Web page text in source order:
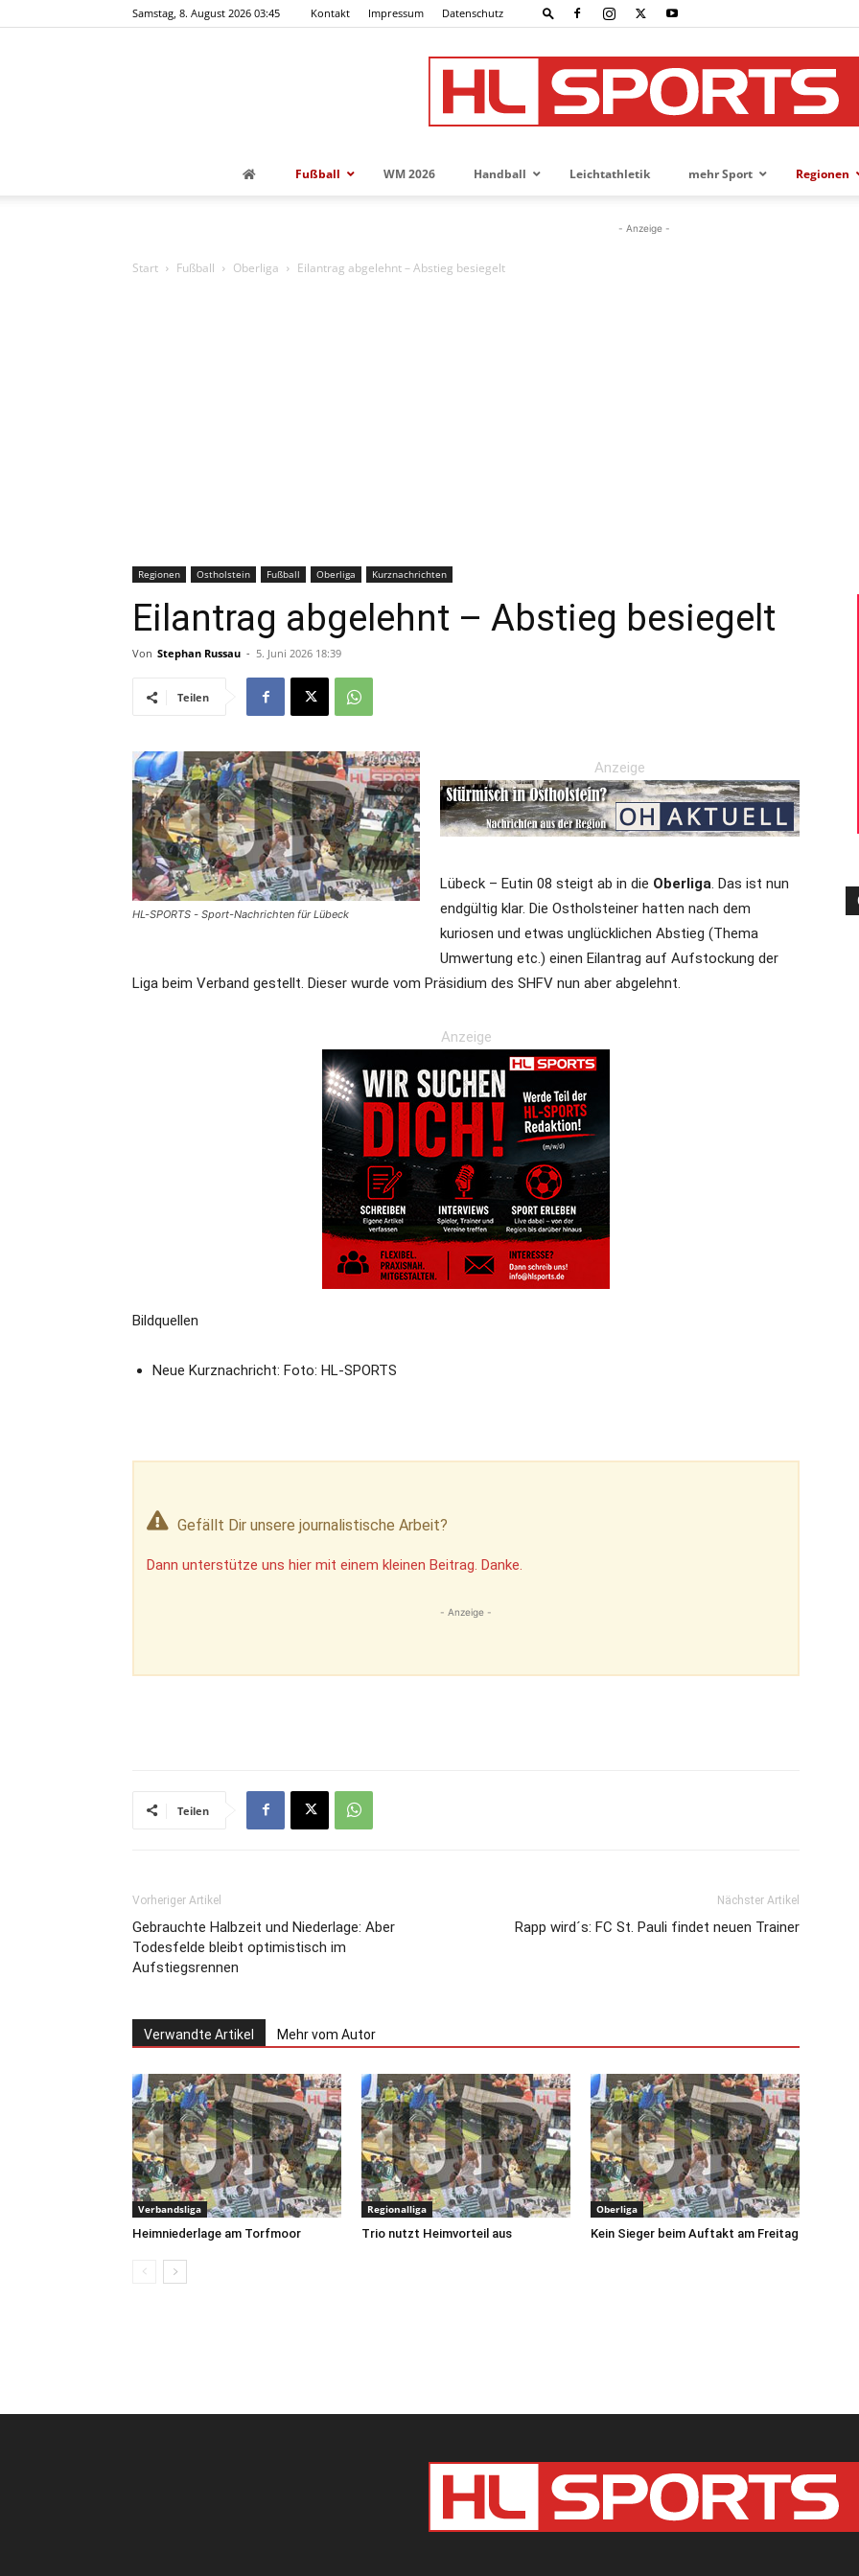
Samstag, 8. August 2026 03:45 Kontakt Impressum Datenschutz
für
die
Fußball WM 2026 Handball Leichtathletik mehr Sport Regionen
- Anzeige -
Start Fußball Oberliga Eilantrag abgelehnt – Abstieg besiegelt
Regionen Ostholstein Fußball Oberliga Kurznachrichten
Eilantrag abgelehnt – Abstieg besiegelt
Von Stephan Russau - 5. Juni 2026 18:39
Teilen
HL-SPORTS - Sport-Nachrichten für Lübeck
Anzeige
Lübeck – Eutin 08 steigt ab in die Oberliga . Das ist nun
endgültig klar. Die Ostholsteiner hatten nach dem
kuriosen und etwas unglücklichen Abstieg (Thema
Umwertung etc.) einen Eilantrag auf Aufstockung der
Liga beim Verband gestellt. Dieser wurde vom Präsidium des SHFV nun aber abgelehnt.
Anzeige
Bildquellen
Neue Kurznachricht: Foto: HL-SPORTS
Gefällt Dir unsere journalistische Arbeit?
Dann unterstütze uns hier mit einem kleinen Beitrag. Danke.
- Anzeige -
Teilen
Vorheriger Artikel
Gebrauchte Halbzeit und Niederlage: Aber
Todesfelde bleibt optimistisch im
Aufstiegsrennen
Nächster Artikel
Rapp wird´s: FC St. Pauli findet neuen Trainer
Verwandte Artikel Mehr vom Autor
Verbandsliga
Heimniederlage am Torfmoor
Regionalliga
Trio nutzt Heimvorteil aus
Oberliga
Kein Sieger beim Auftakt am Freitag